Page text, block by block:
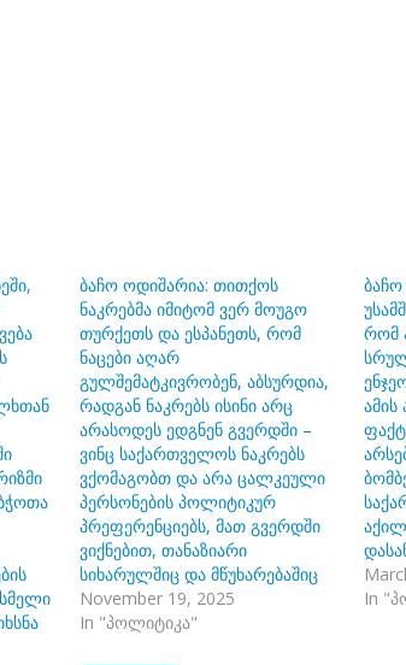
ბაჩო ოდიშარია: თითქოს
ნაკრებმა იმიტომ ვერ მოუგო
თურქეთს და ესპანეთს, რომ
ნაცები აღარ
გულშემატკივრობენ, აბსურდია,
რადგან ნაკრებს ისინი არც
არასოდეს ედგნენ გვერდში –
ვინც საქართველოს ნაკრებს
ვქომაგობთ და არა ცალკეული
პერსონების პოლიტიკურ
პრეფერენციებს, მათ გვერდში
ვიქნებით, თანაზიარი
სიხარულშიც და მწუხარებაშიც
November 19, 2025
In "პოლიტიკა"
რომ
In